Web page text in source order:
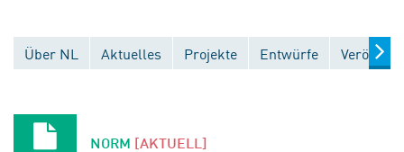
Über NL Aktuelles Projekte Entwürfe
NORM [AKTUELL]